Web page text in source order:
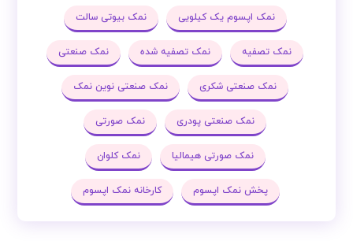
نمک اپسوم یک کیلویی نمک بیوتی سالت
نمک تصفیه نمک تصفیه شده نمک صنعتی
نمک صنعتی شکری نمک صنعتی نوین نمک
نمک صنعتی پودری نمک صورتی
نمک صورتی هیمالیا نمک کلوان
پخش نمک اپسوم کارخانه نمک اپسوم